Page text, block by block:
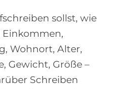
sollst, wie
Einkommen,
Wohnort, Alter,
Gewicht, Größe –
Schreiben